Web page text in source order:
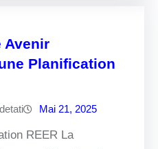
Avenir
Planification
Mai 21, 2025
REER La